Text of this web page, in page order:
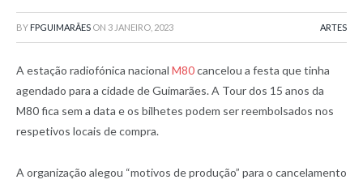
BY FPGUIMARÃES ON 3 JANEIRO, 2023 ARTES
A estação radiofónica nacional M80cancelou a festa que tinha
agendado para a cidade de Guimarães. A Tour dos 15 anos da
M80 fica sem a data e os bilhetes podem ser reembolsados nos
respetivos locais de compra.
A organização alegou “motivos de produção” para o cancelamento